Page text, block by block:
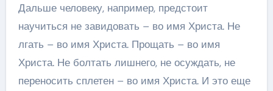
Дальше человеку, например, предстоит
научиться не завидовать – во имя Христа. Не
лгать – во имя Христа. Прощать – во имя
Христа. Не болтать лишнего, не осуждать, не
переносить сплетен – во имя Христа. И это еще